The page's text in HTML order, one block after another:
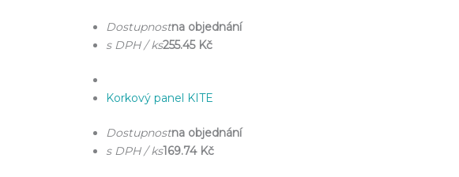
Dostupnostna objednání
s DPH / ks255.45 Kč
Korkový panel KITE
Dostupnostna objednání
s DPH / ks169.74 Kč